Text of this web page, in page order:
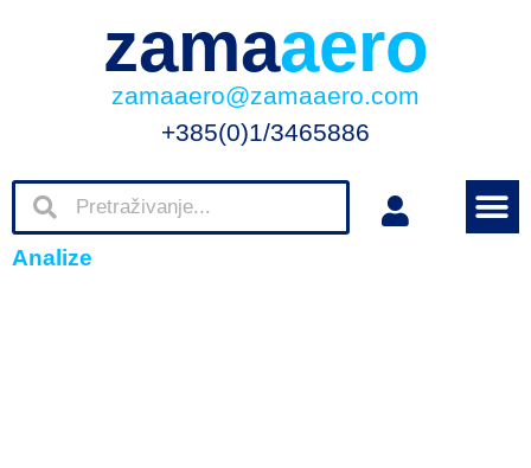
zamaaero
zamaaero@zamaaero.com
+385(0)1/3465886
Analize